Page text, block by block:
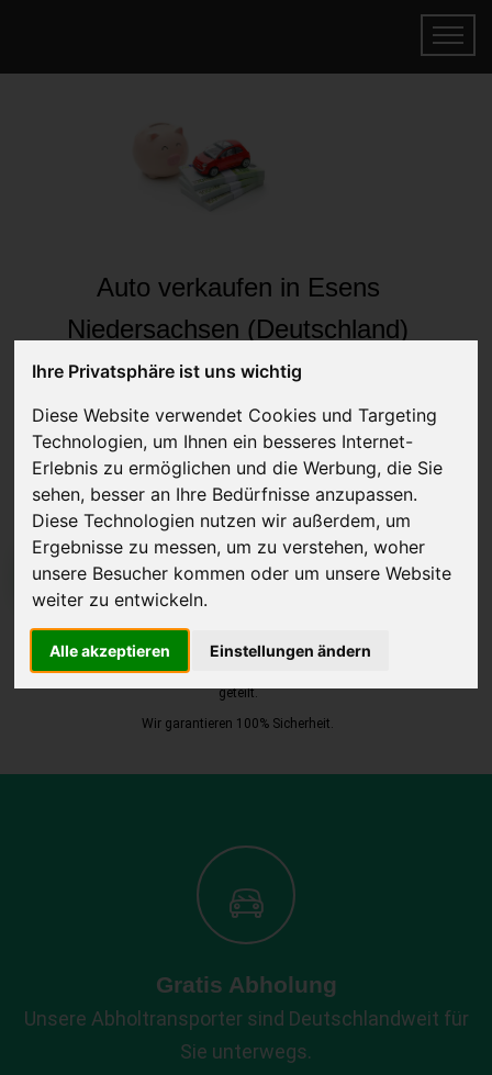
Ihre Privatsphäre ist uns wichtig
Diese Website verwendet Cookies und Targeting
Technologien, um Ihnen ein besseres Internet-
Erlebnis zu ermöglichen und die Werbung, die Sie
sehen, besser an Ihre Bedürfnisse anzupassen.
Diese Technologien nutzen wir außerdem, um
Ergebnisse zu messen, um zu verstehen, woher
unsere Besucher kommen oder um unsere Website
weiter zu entwickeln.
Alle akzeptieren Einstellungen ändern
Auto verkaufen in Esens
Niedersachsen (Deutschland)
Online Auto verkaufen & gratis abholen
Auf Wunsch sofort Geld für Ihr Auto erhalten
JETZT KOSTENLOSE BEWERTUNG
Kostenloses Angebotfür den Ankauf Ihres Autos inklusive der
Abholung, auf Wunsch sofort Geld. Ihre Daten werden nicht mit Dritten
geteilt.
Wir garantieren 100% Sicherheit.
Gratis Abholung
Unsere Abholtransporter sind Deutschlandweit für
Sie unterwegs.